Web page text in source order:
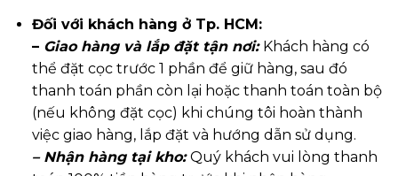
Đối với khách hàng ở Tp. HCM:
– Giao hàng và lắp đặt tận nơi: Khách hàng có
thể đặt cọc trước 1 phần để giữ hàng, sau đó
thanh toán phần còn lại hoặc thanh toán toàn bộ
(nếu không đặt cọc) khi chúng tôi hoàn thành
việc giao hàng, lắp đặt và hướng dẫn sử dụng.
– Nhận hàng tại kho:Quý khách vui lòng thanh